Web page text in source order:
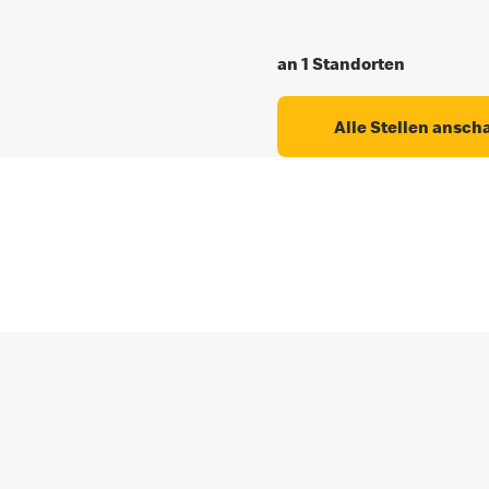
an 1 Standorten
Alle Stellen